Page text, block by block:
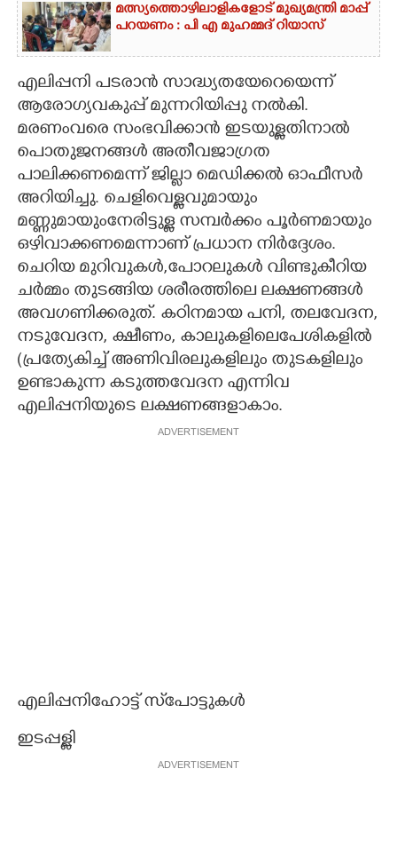
മത്സ്യത്തൊഴിലാളികളോട് മുഖ്യമന്ത്രി മാപ്പ്
പറയണം : പി എ മുഹമ്മദ് റിയാസ്
എലിപ്പനി പടരാൻ സാദ്ധ്യതയേറെയെന്ന്
ആരോഗ്യവകുപ്പ് മുന്നറിയിപ്പു നൽകി.
മരണംവരെ സംഭവിക്കാൻ ഇടയുള്ളതിനാൽ
പൊതുജനങ്ങൾ അതീവജാഗ്രത
പാലിക്കണമെന്ന് ജില്ലാ മെഡിക്കൽ ഓഫീസർ
അറിയിച്ചു. ചെളിവെള്ളവുമായും
മണ്ണുമായുംനേരിട്ടുള്ള സമ്പർക്കം പൂർണമായും
ഒഴിവാക്കണമെന്നാണ് പ്രധാന നിർദ്ദേശം.
ചെറിയ മുറിവുകൾ,പോറലുകൾ വിണ്ടുകീറിയ
ചർമ്മം തുടങ്ങിയ ശരീരത്തിലെ ലക്ഷണങ്ങൾ
അവഗണിക്കരുത്. കഠിനമായ പനി, തലവേദന,
നടുവേദന, ക്ഷീണം, കാലുകളിലെപേശികളിൽ
(പ്രത്യേകിച്ച് അണിവിരലുകളിലും തുടകളിലും
ഉണ്ടാകുന്ന കടുത്തവേദന എന്നിവ
എലിപ്പനിയുടെ ലക്ഷണങ്ങളാകാം.
ADVERTISEMENT
എലിപ്പനിഹോട്ട് സ്‌പോട്ടുകൾ
ഇടപ്പള്ളി
ADVERTISEMENT